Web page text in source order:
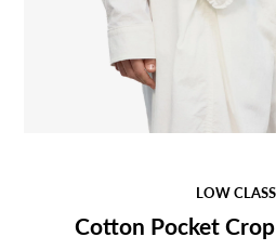
LOW
Cotton Pocket